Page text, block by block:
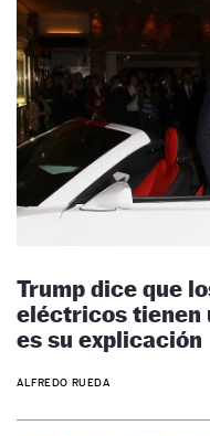
Trump dice que
eléctricos tienen
es su explicación
ALFREDO RUEDA